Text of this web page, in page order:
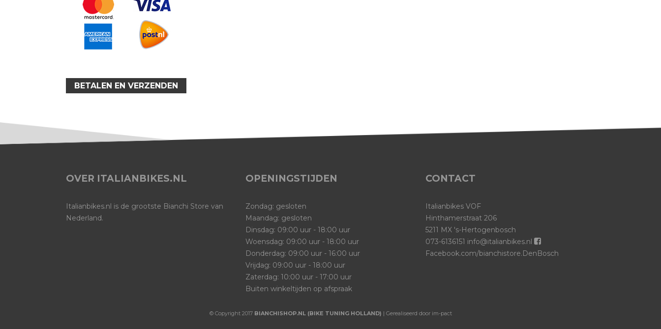
BETALEN EN VERZENDEN
OVER ITALIANBIKES.NL
Italianbikes.nl is de grootste Bianchi Store van
Nederland.
OPENINGSTIJDEN
Zondag: gesloten
Maandag: gesloten
Dinsdag: 09:00 uur - 18:00 uur
Woensdag: 09:00 uur - 18:00 uur
Donderdag: 09:00 uur - 16:00 uur
Vrijdag: 09:00 uur - 18:00 uur
Zaterdag: 10:00 uur - 17:00 uur
Buiten winkeltijden op afspraak
CONTACT
Italianbikes VOF
Hinthamerstraat 206
5211 MX 's-Hertogenbosch
073-6136151 info@italianbikes.nl
Facebook.com/bianchistore.DenBosch
© Copyright 2017 BIANCHISHOP.NL (BIKE TUNING HOLLAND) | Gerealiseerd door im-pact